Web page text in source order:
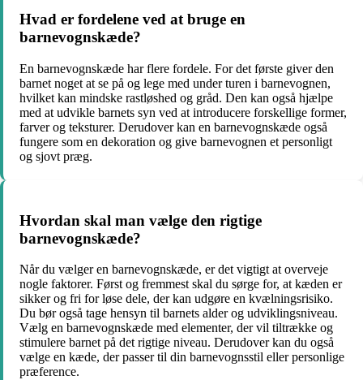
Hvad er fordelene ved at bruge en
barnevognskæde?
En barnevognskæde har flere fordele. For det første giver den
barnet noget at se på og lege med under turen i barnevognen,
hvilket kan mindske rastløshed og gråd. Den kan også hjælpe
med at udvikle barnets syn ved at introducere forskellige former,
farver og teksturer. Derudover kan en barnevognskæde også
fungere som en dekoration og give barnevognen et personligt
og sjovt præg.
Hvordan skal man vælge den rigtige
barnevognskæde?
Når du vælger en barnevognskæde, er det vigtigt at overveje
nogle faktorer. Først og fremmest skal du sørge for, at kæden er
sikker og fri for løse dele, der kan udgøre en kvælningsrisiko.
Du bør også tage hensyn til barnets alder og udviklingsniveau.
Vælg en barnevognskæde med elementer, der vil tiltrække og
stimulere barnet på det rigtige niveau. Derudover kan du også
vælge en kæde, der passer til din barnevognsstil eller personlige
præference.